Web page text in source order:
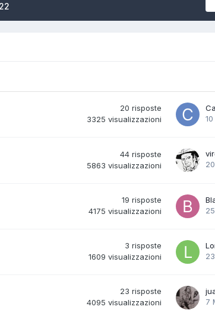
22
20 risposte
3325 visualizzazioni
44 risposte
5863 visualizzazioni
19 risposte
4175 visualizzazioni
3 risposte
1609 visualizzazioni
23 risposte
4095 visualizzazioni
7